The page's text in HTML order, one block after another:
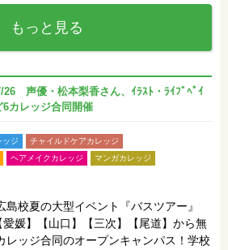
もっと見る
26 声優・松本梨香さん、ｲﾗｽﾄ・ﾗｲﾌﾞﾍﾟｲ
カレッジ合同開催
ッジ
チャイルドケアカレッジ
ヘアメイクカレッジ マンガカレッジ
島校夏の大型イベント『バスツアー』
媛】【山口】【三次】【尾道】から無
レッジ合同のオープンキャンパス！学校